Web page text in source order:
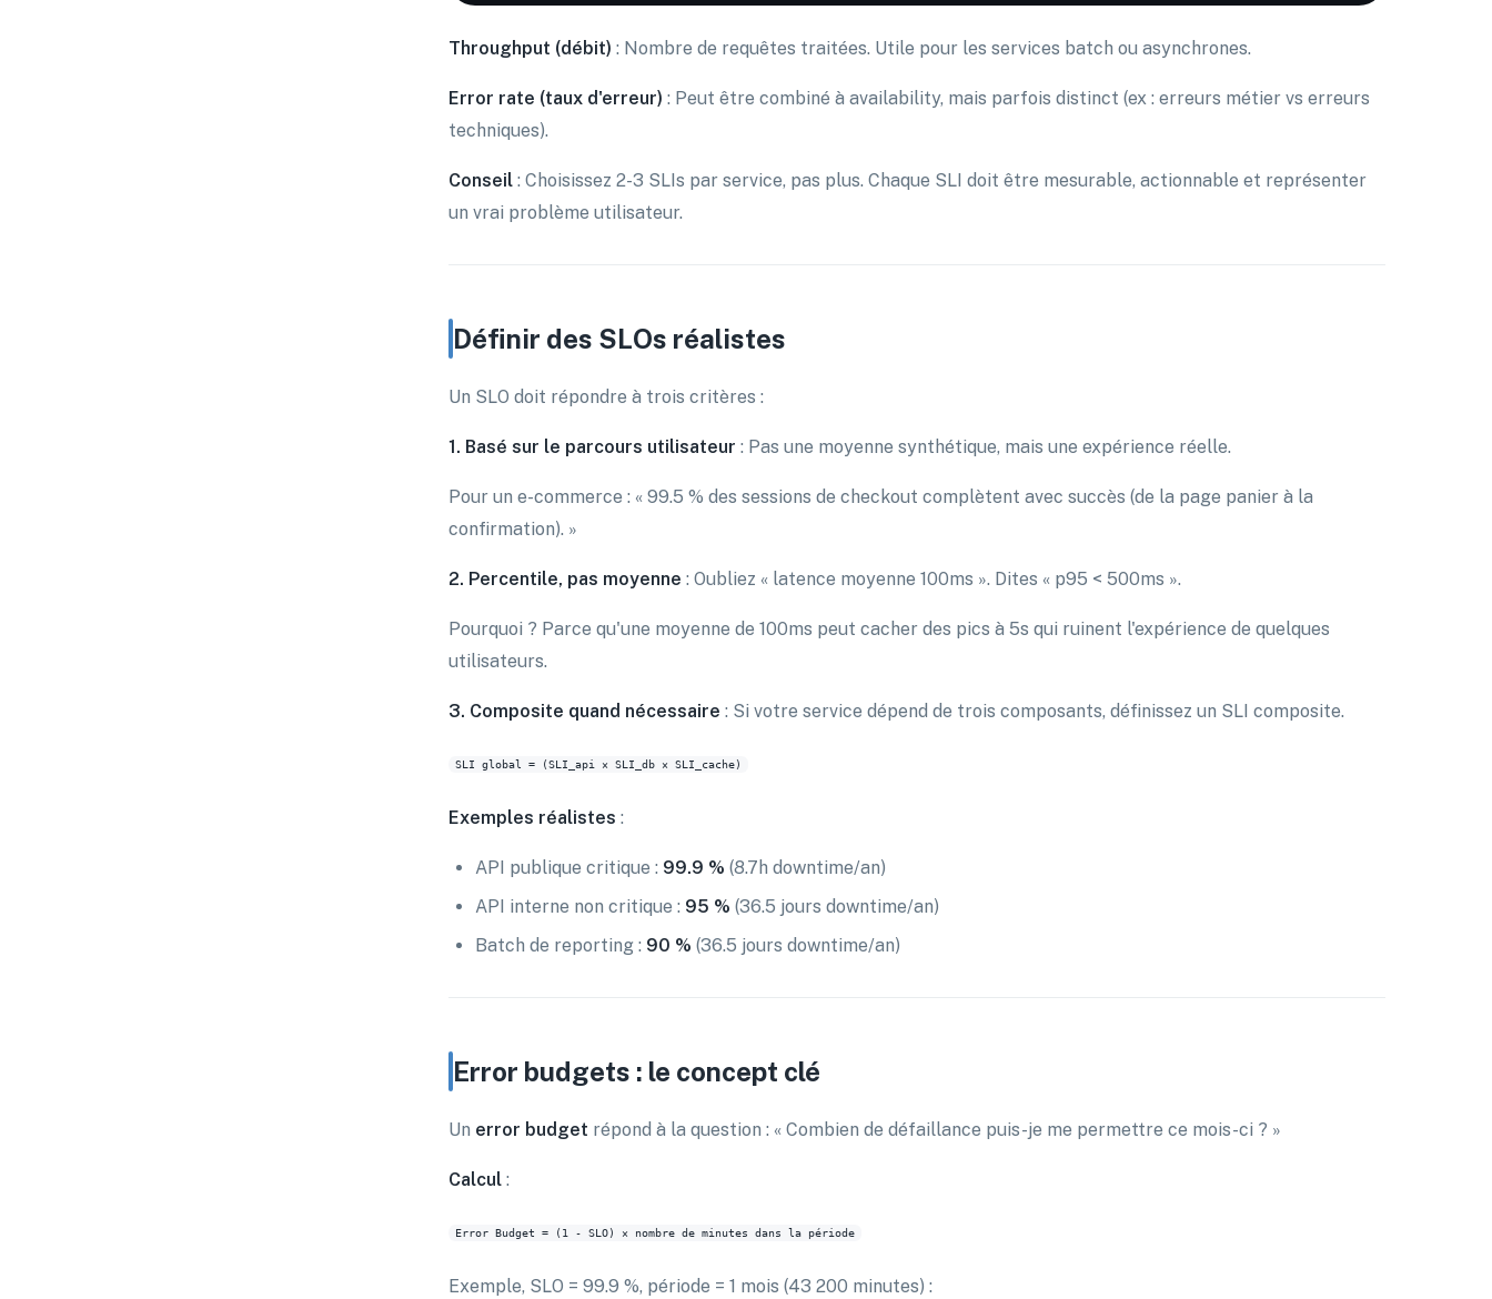
Throughput (débit) : Nombre de requêtes traitées. Utile pour les services batch ou asynchrones.
Error rate (taux d'erreur) : Peut être combiné à availability, mais parfois distinct (ex : erreurs métier vs erreurs
techniques).
Conseil : Choisissez 2-3 SLIs par service, pas plus. Chaque SLI doit être mesurable, actionnable et représenter
un vrai problème utilisateur.
Définir des SLOs réalistes
Un SLO doit répondre à trois critères :
1. Basé sur le parcours utilisateur : Pas une moyenne synthétique, mais une expérience réelle.
Pour un e-commerce : « 99.5 % des sessions de checkout complètent avec succès (de la page panier à la
confirmation). »
2. Percentile, pas moyenne : Oubliez « latence moyenne 100ms ». Dites « p95 < 500ms ».
Pourquoi ? Parce qu'une moyenne de 100ms peut cacher des pics à 5s qui ruinent l'expérience de quelques
utilisateurs.
3. Composite quand nécessaire : Si votre service dépend de trois composants, définissez un SLI composite.
Exemples réalistes :
API publique critique : 99.9 % (8.7h downtime/an)
API interne non critique : 95 % (36.5 jours downtime/an)
Batch de reporting : 90 % (36.5 jours downtime/an)
Error budgets : le concept clé
Un error budget répond à la question : « Combien de défaillance puis-je me permettre ce mois-ci ? »
Calcul :
Exemple, SLO = 99.9 %, période = 1 mois (43 200 minutes) :